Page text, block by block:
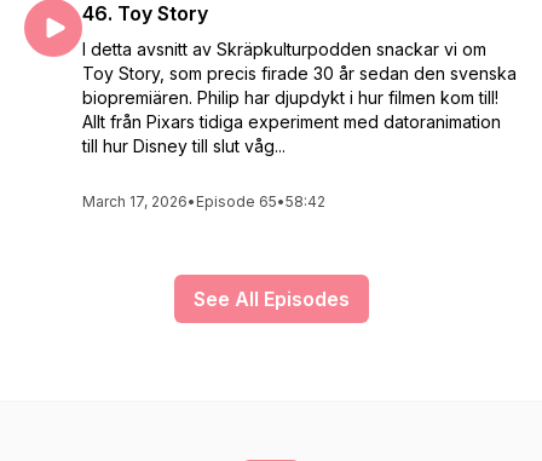
46. Toy Story
I detta avsnitt av Skräpkulturpodden snackar vi om
Toy Story, som precis firade 30 år sedan den svenska
biopremiären. Philip har djupdykt i hur filmen kom till!
Allt från Pixars tidiga experiment med datoranimation
till hur Disney till slut våg...
March 17, 2026• Episode 65•58:42
See All Episodes